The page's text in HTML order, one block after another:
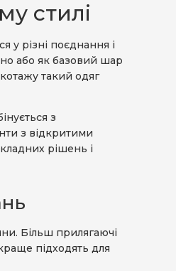
стилі
у різні поєднання і
або як базовий шар
такий одяг
з
з відкритими
рішень і
Більш прилягаючі
підходять для